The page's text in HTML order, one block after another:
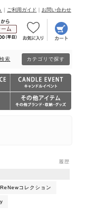
｜ ご利用ガイド ｜ お問い合わせ
索 カテゴリで探す
履歴
ReNewコレクション